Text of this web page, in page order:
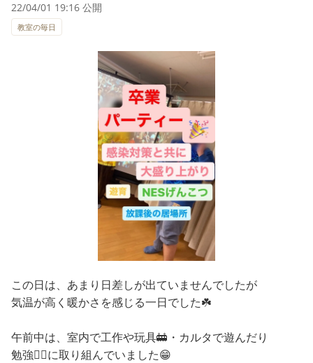
22/04/01 19:16 公開
教室の毎日
この日は、あまり日差しが出ていませんでしたが
気温が高く暖かさを感じる一日でした☘️
午前中は、室内で工作や玩具🚋・カルタで遊んだり
勉強✍🏽️に取り組んでいました😁